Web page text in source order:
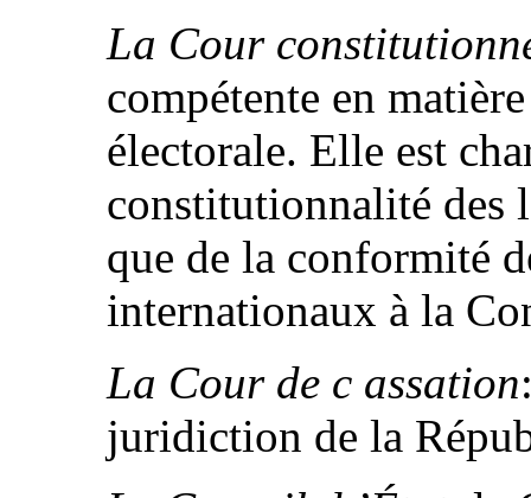
La Cour
compétente en
électorale. Elle est
constitutionnalité des
que de la conformité
internationaux à la
La Cour de c assation
juridiction de la